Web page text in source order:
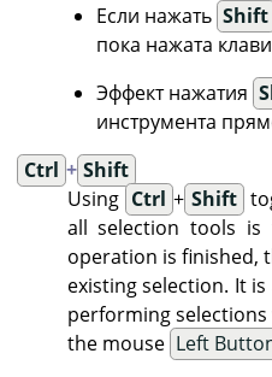
Если нажать Shift
пока нажата
Эффект нажатия
инструмента
Ctrl + Shift
Using Ctrl + Shift
all selection tools
operation is finished,
existing selection. It
performing
the mouse Left